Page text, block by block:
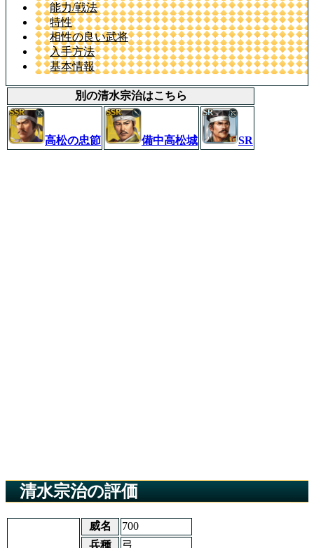
能力/戦法
特性
相性の良い武将
入手方法
基本情報
別の清水宗治はこちら
高松の忠節 備中高松城 SR
清水宗治の評価
威名
700
兵種
弓